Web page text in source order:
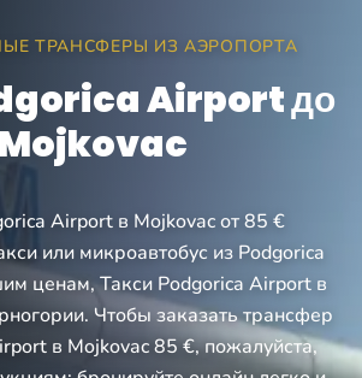
ТРАНСФЕРЫ ИЗ АЭРОПОРТА
Airport до
Mojkovac
Airport в Mojkovac от 85 €
или микроавтобус из Podgorica
ценам, Такси Podgorica Airport в
Чтобы заказать трансфер
в Mojkovac 85 €, пожалуйста,